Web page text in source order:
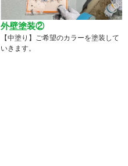
外壁塗装②
【中塗り】ご希望のカラーを塗装して
いきます。